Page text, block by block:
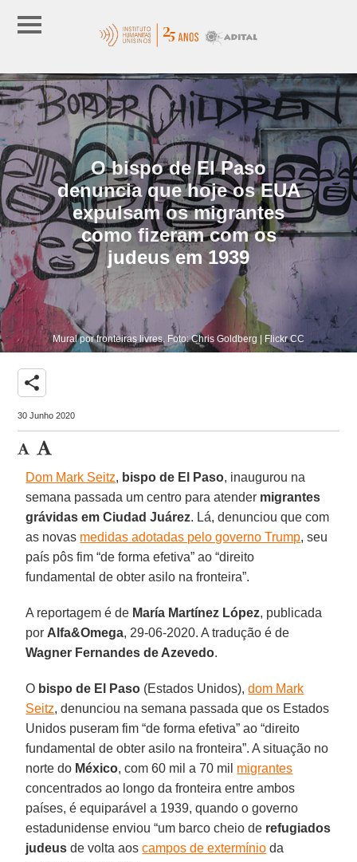
O bispo de El Paso
denuncia que hoje os EUA
expulsam os migrantes
como fizeram com os
judeus em 1939
Mural por fronteiras livres. Foto: Chris Goldberg | Flickr CC
share
30 Junho 2020
Dom Mark Seitz, bispo de El Paso, inaugurou na
semana passada um centro para atender migrantes
grávidas em Ciudad Juárez. Lá, denunciou que com
as novas medidas adotadas pelo governo Trump, seu
país pôs fim “de forma efetiva” ao “direito
fundamental de obter asilo na fronteira”.
A reportagem é de María Martínez López, publicada
por Alfa&Omega, 29-06-2020. A tradução é de
Wagner Fernandes de Azevedo.
O bispo de El Paso (Estados Unidos),dom Mark
Seitz, denunciou na semana passada que os Estados
Unidos puseram fim “de forma efetiva” ao “direito
fundamental de obter asilo na fronteira”. A situação no
norte do México, com 60 mil a 70 mil migrantes
concentrados ao longo da fronteira entre ambos
países, é equiparável a 1939, quando o governo
estadunidense enviou “um barco cheio de refugiados
judeus de volta aoscampos de extermínio da